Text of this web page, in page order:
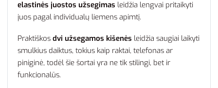
elastinės juostos užsegimas leidžia lengvai pritaikyti
juos pagal individualų liemens apimtį.
Praktiškos dvi užsegamos kišenės leidžia saugiai laikyti
smulkius daiktus, tokius kaip raktai, telefonas ar
piniginė, todėl šie šortai yra ne tik stilingi, bet ir
funkcionalūs.